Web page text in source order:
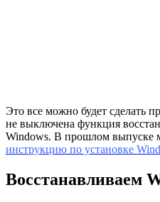
Это все можно будет сделать
не выключена функция
Windows. В прошлом выпуске
инструкцию по установке
Восстанавливаем